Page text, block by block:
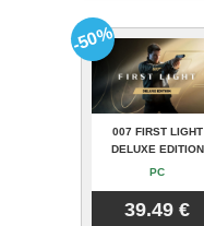
007 FIRST LIGHT
DELUXE EDITION
PC
39.49 €
-50%